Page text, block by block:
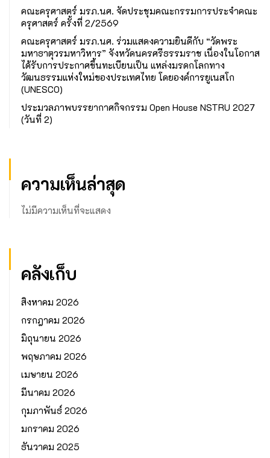
คณะครุศาสตร์ มรภ.นศ. จัดประชุมคณะกรรมการประจำคณะ
ครุศาสตร์ ครั้งที่ 2/2569
คณะครุศาสตร์ มรภ.นศ. ร่วมแสดงความยินดีกับ “วัดพระ
มหาธาตุวรมหาวิหาร” จังหวัดนครศรีธรรมราช เนื่องในโอกาส
ได้รับการประกาศขึ้นทะเบียนเป็น แหล่งมรดกโลกทาง
วัฒนธรรมแห่งใหม่ของประเทศไทย โดยองค์การยูเนสโก
(UNESCO)
ประมวลภาพบรรยากาศกิจกรรม Open House NSTRU 2027
(วันที่ 2)
ความเห็นล่าสุด
ไม่มีความเห็นที่จะแสดง
คลังเก็บ
สิงหาคม 2026
กรกฎาคม 2026
มิถุนายน 2026
พฤษภาคม 2026
เมษายน 2026
มีนาคม 2026
กุมภาพันธ์ 2026
มกราคม 2026
ธันวาคม 2025